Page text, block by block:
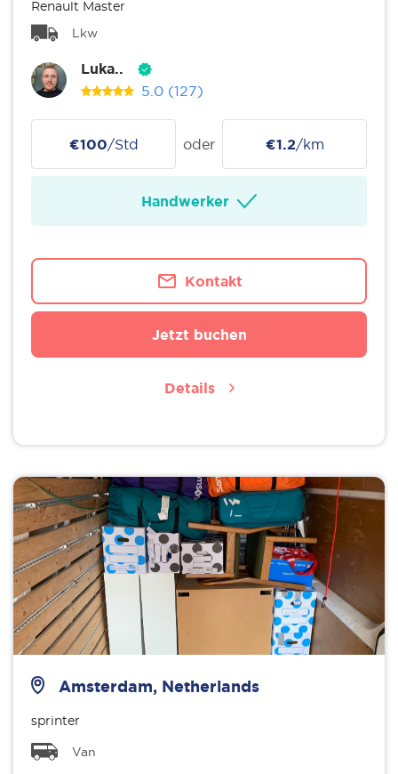
Renault Master
Lkw
Luka..
5.0 (127)
€100/Std oder €1.2/km
Handwerker
Kontakt
Jetzt buchen
Details
Amsterdam, Netherlands
sprinter
Van